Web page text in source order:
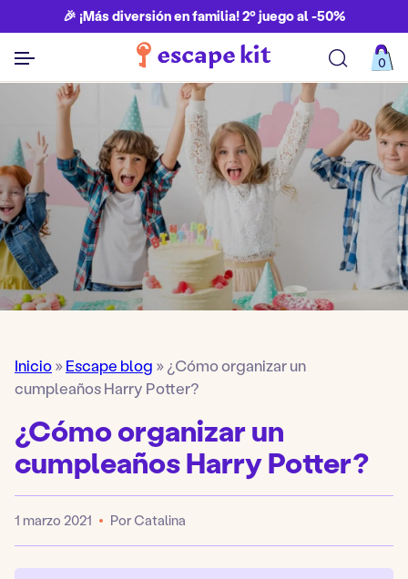
🎉 ¡Más diversión en familia! 2º juego al -50%
0
Inicio»Escape blog »¿Cómo organizar un
cumpleaños Harry Potter?
¿Cómo organizar un
cumpleaños Harry Potter?
Publicado
1 marzo 2021 Por Catalina
Ver todos los juegos